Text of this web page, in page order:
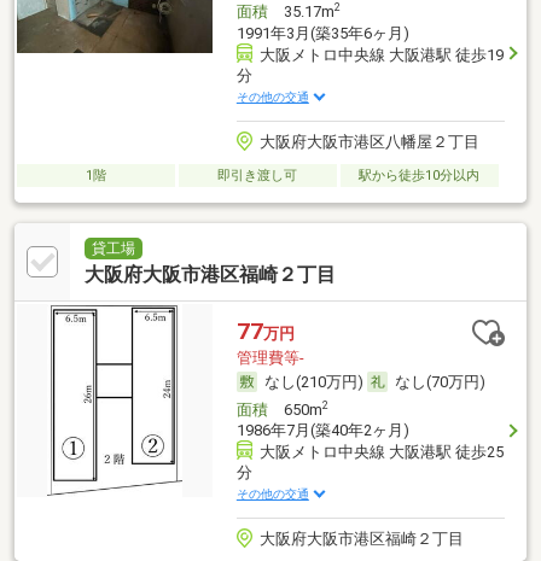
面積35.17m2
1991年3月(築35年6ヶ月)
大阪メトロ中央線 大阪港駅 徒歩19
分
その他の交通
大阪府大阪市港区八幡屋２丁目
1階 即引き渡し可 駅から徒歩10分以内
貸工場
大阪府大阪市港区福崎２丁目
77万円
管理費等-
なし(210万円)
なし(70万円)
面積650m2
1986年7月(築40年2ヶ月)
大阪メトロ中央線 大阪港駅 徒歩25
分
その他の交通
大阪府大阪市港区福崎２丁目